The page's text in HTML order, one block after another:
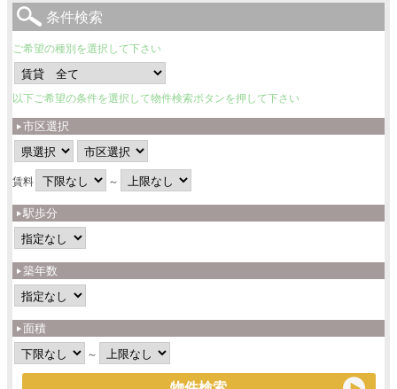
条件検索
ご希望の種別を選択して下さい
以下ご希望の条件を選択して物件検索ボタンを押して下さい
市区選択
賃料 ～
駅歩分
築年数
面積
～